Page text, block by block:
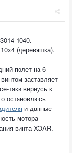
1040.
(деревяшка).
полет на 6-
заставляет
таки вернусь к
остановлюсь
и данные
мотора
винта XOAR.